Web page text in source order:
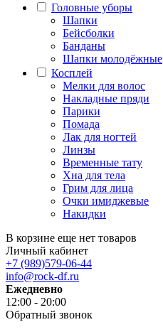
Головные уборы
Шапки
Бейсболки
Банданы
Шапки молодёжные
Косплей
Мелки для волос
Накладные пряди
Парики
Помада
Лак для ногтей
Линзы
Временные тату
Хна для тела
Грим для лица
Очки имиджевые
Накидки
В корзине еще нет товаров
Личный кабинет
+7 (989)579-06-44
info@rock-df.ru
Ежедневно
12:00 - 20:00
Обратный звонок